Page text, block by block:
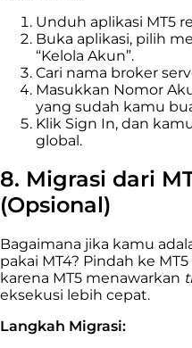
Unduh aplikasi MT5
Buka aplikasi, pilih
“Kelola Akun”.
Cari nama broker
Masukkan Nomor
yang sudah kamu
Klik Sign In, dan
global.
8. Migrasi dari
(Opsional)
Bagaimana jika kamu
pakai MT4? Pindah ke
karena MT5 menawarkan
eksekusi lebih cepat.
Langkah Migrasi: